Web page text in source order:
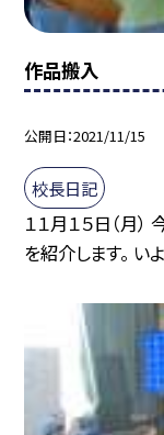
作品搬入
公開日 2021/11/15
校長日記
１１月１５日（月
を紹介します。 い